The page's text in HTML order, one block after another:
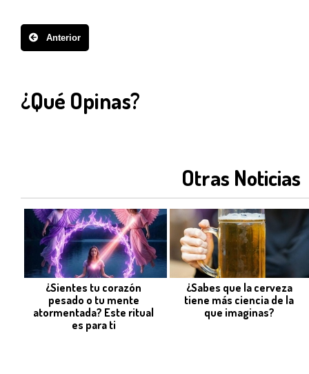
Anterior
¿Qué Opinas?
Otras Noticias
¿Sientes tu corazón
pesado o tu mente
atormentada? Este ritual
es para ti
¿Sabes que la cerveza
tiene más ciencia de la
que imaginas?